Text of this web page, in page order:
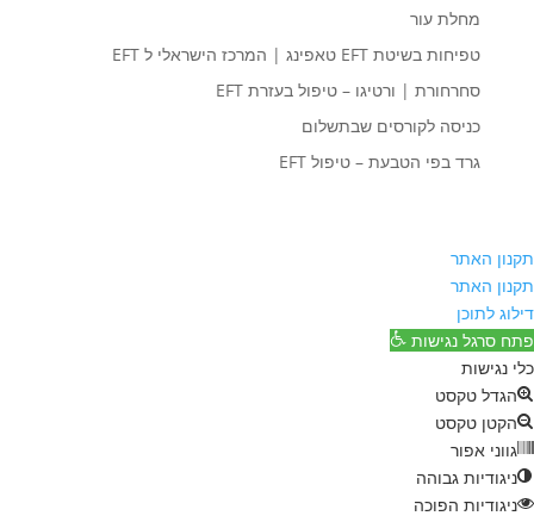
מחלת עור
טפיחות בשיטת EFT טאפינג | המרכז הישראלי ל EFT
סחרחורת | ורטיגו – טיפול בעזרת EFT
כניסה לקורסים שבתשלום
גרד בפי הטבעת – טיפול EFT
תקנון האתר
תקנון האתר
דילוג לתוכן
פתח סרגל נגישות
כלי נגישות
הגדל טקסט
הקטן טקסט
גווני אפור
ניגודיות גבוהה
ניגודיות הפוכה